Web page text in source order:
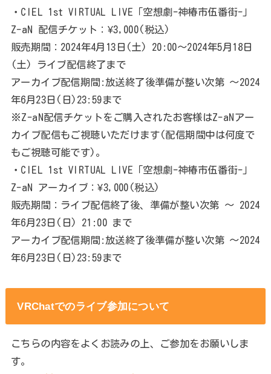
・CIEL 1st VIRTUAL LIVE「空想劇-神椿市伍番街-」
Z-aN 配信チケット：¥3,000(税込)
販売期間：2024年4月13日(土) 20:00～2024年5月18日
(土) ライブ配信終了まで
アーカイブ配信期間:放送終了後準備が整い次第 ～2024
年6月23日(日)23:59まで
※Z-aN配信チケットをご購入されたお客様はZ-aNアー
カイブ配信もご視聴いただけます(配信期間中は何度で
もご視聴可能です)。
・CIEL 1st VIRTUAL LIVE「空想劇-神椿市伍番街-」
Z-aN アーカイブ：¥3,000(税込)
販売期間：ライブ配信終了後、準備が整い次第 ～ 2024
年6月23日(日) 21:00 まで
アーカイブ配信期間:放送終了後準備が整い次第 ～2024
年6月23日(日)23:59まで
VRChatでのライブ参加について
こちらの内容をよくお読みの上、ご参加をお願いしま
す。